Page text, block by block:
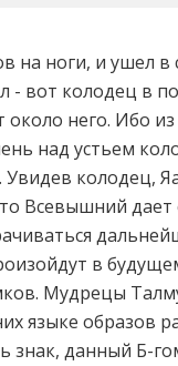
на ноги, и ушел в
- вот колодец в
около него. Ибо
над устьем
Увидев колодец,
Всевышний дает
в
Мудрецы
языке образов
знак, данный Б-